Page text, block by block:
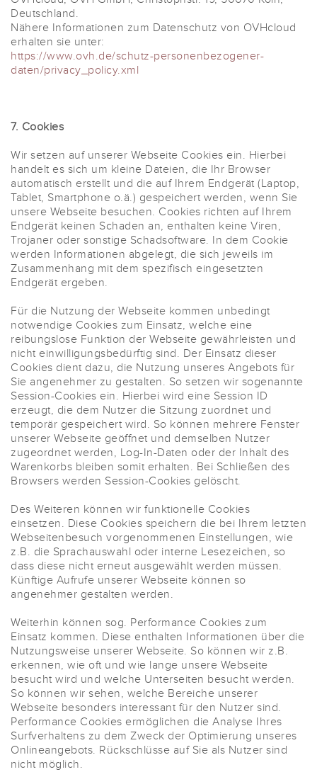
Deutschland.
Nähere Informationen zum Datenschutz von OVHcloud
erhalten sie unter:
https://www.ovh.de/schutz-personenbezogener-
daten/privacy_policy.xml
7. Cookies
Wir setzen auf unserer Webseite Cookies ein. Hierbei
handelt es sich um kleine Dateien, die Ihr Browser
automatisch erstellt und die auf Ihrem Endgerät (Laptop,
Tablet, Smartphone o.ä.) gespeichert werden, wenn Sie
unsere Webseite besuchen. Cookies richten auf Ihrem
Endgerät keinen Schaden an, enthalten keine Viren,
Trojaner oder sonstige Schadsoftware. In dem Cookie
werden Informationen abgelegt, die sich jeweils im
Zusammenhang mit dem spezifisch eingesetzten
Endgerät ergeben.
Für die Nutzung der Webseite kommen unbedingt
notwendige Cookies zum Einsatz, welche eine
reibungslose Funktion der Webseite gewährleisten und
nicht einwilligungsbedürftig sind. Der Einsatz dieser
Cookies dient dazu, die Nutzung unseres Angebots für
Sie angenehmer zu gestalten. So setzen wir sogenannte
Session-Cookies ein. Hierbei wird eine Session ID
erzeugt, die dem Nutzer die Sitzung zuordnet und
temporär gespeichert wird. So können mehrere Fenster
unserer Webseite geöffnet und demselben Nutzer
zugeordnet werden, Log-In-Daten oder der Inhalt des
Warenkorbs bleiben somit erhalten. Bei Schließen des
Browsers werden Session-Cookies gelöscht.
Des Weiteren können wir funktionelle Cookies
einsetzen. Diese Cookies speichern die bei Ihrem letzten
Webseitenbesuch vorgenommenen Einstellungen, wie
z.B. die Sprachauswahl oder interne Lesezeichen, so
dass diese nicht erneut ausgewählt werden müssen.
Künftige Aufrufe unserer Webseite können so
angenehmer gestalten werden.
Weiterhin können sog. Performance Cookies zum
Einsatz kommen. Diese enthalten Informationen über die
Nutzungsweise unserer Webseite. So können wir z.B.
erkennen, wie oft und wie lange unsere Webseite
besucht wird und welche Unterseiten besucht werden.
So können wir sehen, welche Bereiche unserer
Webseite besonders interessant für den Nutzer sind.
Performance Cookies ermöglichen die Analyse Ihres
Surfverhaltens zu dem Zweck der Optimierung unseres
Onlineangebots. Rückschlüsse auf Sie als Nutzer sind
nicht möglich.